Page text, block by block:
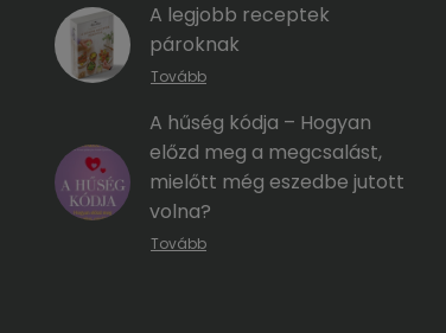
A legjobb receptek
pároknak
Tovább
A hűség kódja – Hogyan
előzd meg a megcsalást,
mielőtt még eszedbe jutott
volna?
Tovább